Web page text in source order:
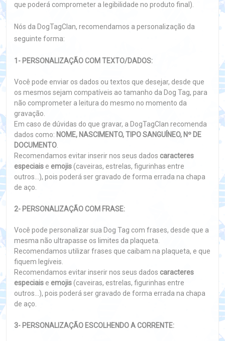
que poderá comprometer a legibilidade no produto final).
Nós da DogTagClan, recomendamos a personalização da
seguinte forma:
1- PERSONALIZAÇÃO COM TEXTO/DADOS:
Você pode enviar os dados ou textos que desejar, desde que
os mesmos sejam compatíveis ao tamanho da Dog Tag, para
não comprometer a leitura do mesmo no momento da
gravação.
Em caso de dúvidas do que gravar, a DogTagClan recomenda
dados como: NOME, NASCIMENTO, TIPO SANGUÍNEO, Nº DE
DOCUMENTO
Recomendamos evitar inserir nos seus dados caracteres
especiais e emojis(caveiras, estrelas, figurinhas entre
outros...), pois poderá ser gravado de forma errada na chapa
de aço.
2- PERSONALIZAÇÃO COM FRASE:
Você pode personalizar sua Dog Tag com frases, desde que a
mesma não ultrapasse os limites da plaqueta.
Recomendamos utilizar frases que caibam na plaqueta, e que
fiquem legíveis.
Recomendamos evitar inserir nos seus dados caracteres
especiais e emojis(caveiras, estrelas, figurinhas entre
outros...), pois poderá ser gravado de forma errada na chapa
de aço.
3- PERSONALIZAÇÃO ESCOLHENDO A CORRENTE: